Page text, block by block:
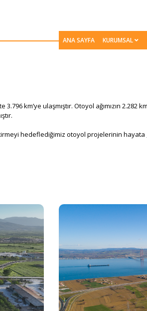
ANA SAYFA KURUMSAL
km’ye ulaşmıştır. Otoyol ağımızın 2.282
hedeflediğimiz otoyol projelerinin hayata